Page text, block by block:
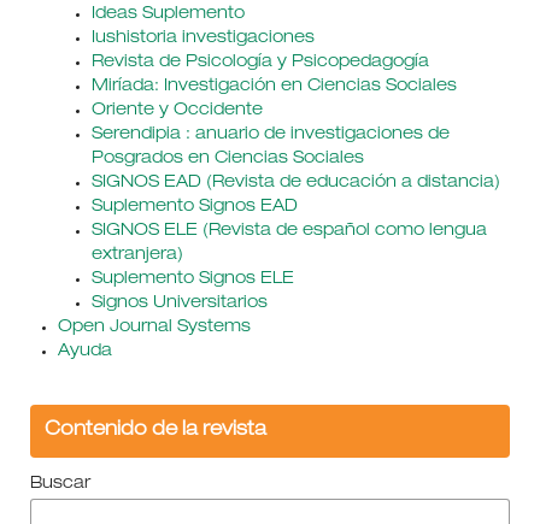
Ideas Suplemento
Iushistoria investigaciones
Revista de Psicología y Psicopedagogía
Miríada: Investigación en Ciencias Sociales
Oriente y Occidente
Serendipia : anuario de investigaciones de
Posgrados en Ciencias Sociales
SIGNOS EAD (Revista de educación a distancia)
Suplemento Signos EAD
SIGNOS ELE (Revista de español como lengua
extranjera)
Suplemento Signos ELE
Signos Universitarios
Open Journal Systems
Ayuda
Contenido de la revista
Buscar